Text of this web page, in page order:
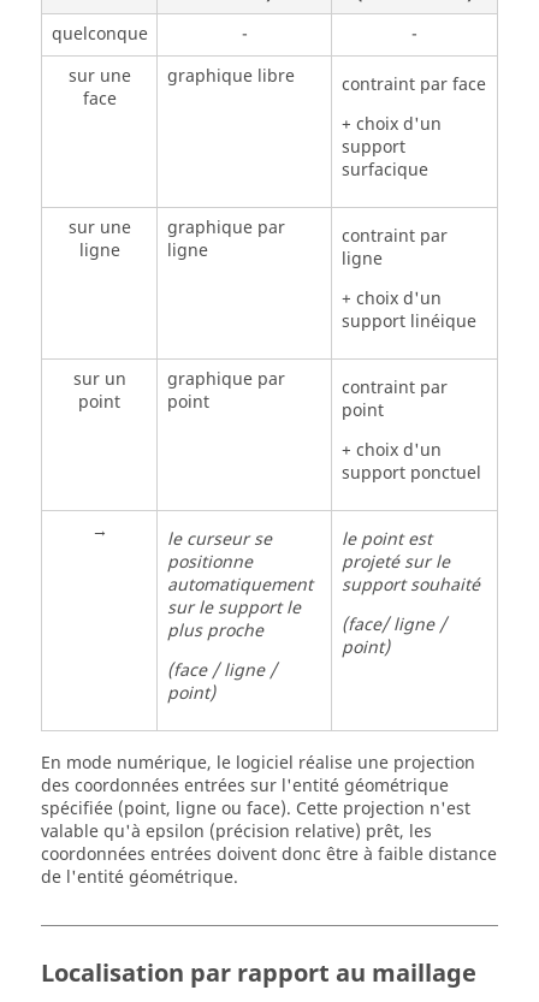
quelconque
-
-
sur une
face
graphique libre
contraint par face
+ choix d'un
support
surfacique
sur une
ligne
graphique par
ligne
contraint par
ligne
+ choix d'un
support linéique
sur un
point
graphique par
point
contraint par
point
+ choix d'un
support ponctuel
→
le curseur se
positionne
automatiquement
sur le support le
plus proche
(face / ligne /
point)
le point est
projeté sur le
support souhaité
(face/ ligne /
point)
En mode numérique, le logiciel réalise une projection
des coordonnées entrées sur l'entité géométrique
spécifiée (point, ligne ou face). Cette projection n'est
valable qu'à epsilon (précision relative) prêt, les
coordonnées entrées doivent donc être à faible distance
de l'entité géométrique.
Localisation par rapport au maillage